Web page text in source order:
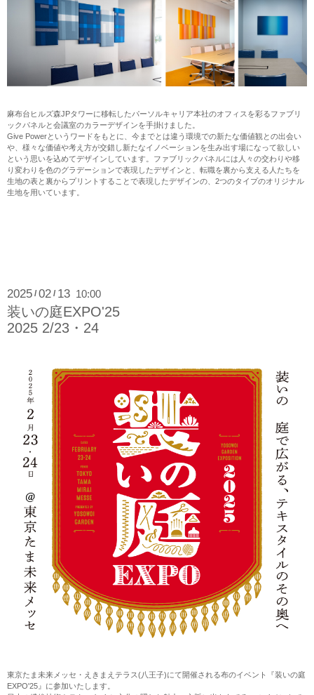
麻布台ヒルズ森JPタワーに移転したパーソルキャリア本社のオフィスを彩るファブリ
ックパネルと会議室のカラーデザインを手掛けました。
Give Powerというワードをもとに、今までとは違う環境での新たな価値観との出会い
や、様々な価値や考え方が交錯し新たなイノベーションを生み出す場になって欲しい
という思いを込めてデザインしています。ファブリックパネルには人々の交わりや移
り変わりを色のグラデーションで表現したデザインと、転職を裏から支える人たちを
生地の表と裏からプリントすることで表現したデザインの、2つのタイプのオリジナル
生地を用いています。
2025 / 02 / 13 10:00
装いの庭EXPO'25
2025 2/23・24
東京たま未来メッセ・えきまえテラス(八王子)にて開催される布のイベント『装いの庭
EXPO'25』に参加いたします。